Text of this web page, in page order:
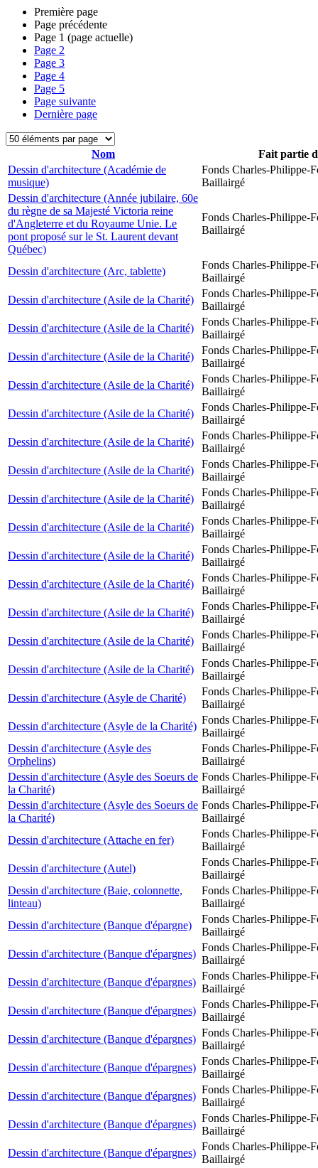
Première page
Page précédente
Page 1 (page actuelle)
Page 2
Page 3
Page 4
Page 5
Page suivante
Dernière page
Nom
Fait partie
Dessin d'architecture (Académie de
musique)
Fonds Charles-Philippe-
Baillairgé
Dessin d'architecture (Année jubilaire, 60e
du règne de sa Majesté Victoria reine
d'Angleterre et du Royaume Unie. Le
pont proposé sur le St. Laurent devant
Québec)
Fonds Charles-Philippe-
Baillairgé
Dessin d'architecture (Arc, tablette)
Fonds Charles-Philippe-
Baillairgé
Dessin d'architecture (Asile de la Charité)
Fonds Charles-Philippe-
Baillairgé
Dessin d'architecture (Asile de la Charité)
Fonds Charles-Philippe-
Baillairgé
Dessin d'architecture (Asile de la Charité)
Fonds Charles-Philippe-
Baillairgé
Dessin d'architecture (Asile de la Charité)
Fonds Charles-Philippe-
Baillairgé
Dessin d'architecture (Asile de la Charité)
Fonds Charles-Philippe-
Baillairgé
Dessin d'architecture (Asile de la Charité)
Fonds Charles-Philippe-
Baillairgé
Dessin d'architecture (Asile de la Charité)
Fonds Charles-Philippe-
Baillairgé
Dessin d'architecture (Asile de la Charité)
Fonds Charles-Philippe-
Baillairgé
Dessin d'architecture (Asile de la Charité)
Fonds Charles-Philippe-
Baillairgé
Dessin d'architecture (Asile de la Charité)
Fonds Charles-Philippe-
Baillairgé
Dessin d'architecture (Asile de la Charité)
Fonds Charles-Philippe-
Baillairgé
Dessin d'architecture (Asile de la Charité)
Fonds Charles-Philippe-
Baillairgé
Dessin d'architecture (Asile de la Charité)
Fonds Charles-Philippe-
Baillairgé
Dessin d'architecture (Asile de la Charité)
Fonds Charles-Philippe-
Baillairgé
Dessin d'architecture (Asyle de Charité)
Fonds Charles-Philippe-
Baillairgé
Dessin d'architecture (Asyle de la Charité)
Fonds Charles-Philippe-
Baillairgé
Dessin d'architecture (Asyle des
Orphelins)
Fonds Charles-Philippe-
Baillairgé
Dessin d'architecture (Asyle des Soeurs de
la Charité)
Fonds Charles-Philippe-
Baillairgé
Dessin d'architecture (Asyle des Soeurs de
la Charité)
Fonds Charles-Philippe-
Baillairgé
Dessin d'architecture (Attache en fer)
Fonds Charles-Philippe-
Baillairgé
Dessin d'architecture (Autel)
Fonds Charles-Philippe-
Baillairgé
Dessin d'architecture (Baie, colonnette,
linteau)
Fonds Charles-Philippe-
Baillairgé
Dessin d'architecture (Banque d'épargne)
Fonds Charles-Philippe-
Baillairgé
Dessin d'architecture (Banque d'épargnes)
Fonds Charles-Philippe-
Baillairgé
Dessin d'architecture (Banque d'épargnes)
Fonds Charles-Philippe-
Baillairgé
Dessin d'architecture (Banque d'épargnes)
Fonds Charles-Philippe-
Baillairgé
Dessin d'architecture (Banque d'épargnes)
Fonds Charles-Philippe-
Baillairgé
Dessin d'architecture (Banque d'épargnes)
Fonds Charles-Philippe-
Baillairgé
Dessin d'architecture (Banque d'épargnes)
Fonds Charles-Philippe-
Baillairgé
Dessin d'architecture (Banque d'épargnes)
Fonds Charles-Philippe-
Baillairgé
Dessin d'architecture (Banque d'épargnes)
Fonds Charles-Philippe-
Baillairgé